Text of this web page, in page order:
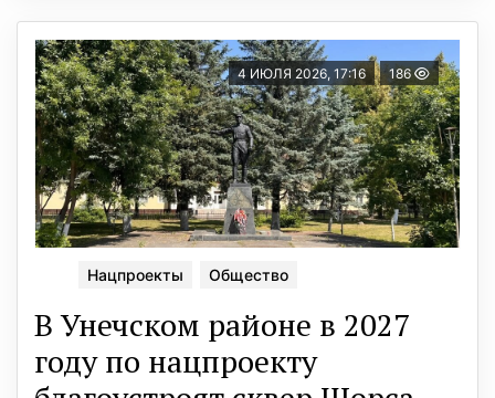
4 ИЮЛЯ 2026, 17:16 186
Нацпроекты Общество
В Унечском районе в 2027
году по нацпроекту